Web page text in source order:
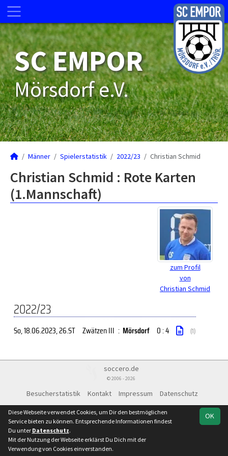
SC EMPOR
Mörsdorf e.V.
Männer Spielerstatistik 2022/23 Christian Schmid
Christian Schmid : Rote Karten
(1.Mannschaft)
zum Profil
von
Christian Schmid
2022/23
So, 18.06.2023, 26.ST Zwätzen III : Mörsdorf 0 : 4 (1)
soccero.de
© 2006 - 2026
Besucherstatistik Kontakt Impressum Datenschutz
OK
Diese Webseite verwendet Cookies, um Dir den bestmöglichen
Service bieten zu können. Entsprechende Informationen findest
Du unter Datenschutz.
Mit der Nutzung der Webseite erklärst Du Dich mit der
Verwendung von Cookies einverstanden.